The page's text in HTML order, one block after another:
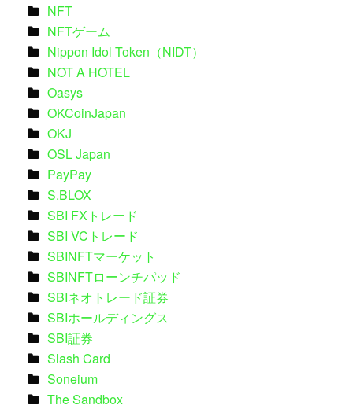
NFT
NFTゲーム
Nippon Idol Token（NIDT）
NOT A HOTEL
Oasys
OKCoinJapan
OKJ
OSL Japan
PayPay
S.BLOX
SBI FXトレード
SBI VCトレード
SBINFTマーケット
SBINFTローンチパッド
SBIネオトレード証券
SBIホールディングス
SBI証券
Slash Card
Soneium
The Sandbox